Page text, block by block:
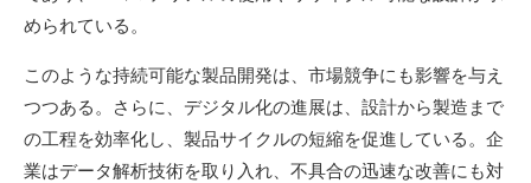
められている。
このような持続可能な製品開発は、市場競争にも影響を与え
つつある。さらに、デジタル化の進展は、設計から製造まで
の工程を効率化し、製品サイクルの短縮を促進している。企
業はデータ解析技術を取り入れ、不具合の迅速な改善にも対